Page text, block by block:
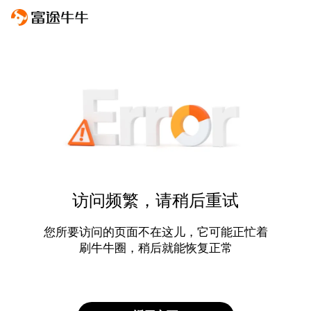
访问频繁，请稍后重试
您所要访问的页面不在这儿，它可能正忙着
刷牛牛圈，稍后就能恢复正常